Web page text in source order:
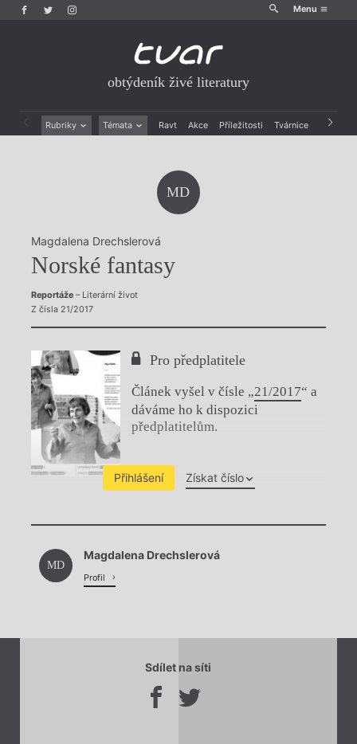
Menu
obtýdeník živé literatury
Rubriky Témata Ravt Akce Příležitosti Tvárnice Archiv
Výroční ceny
MD
Magdalena Drechslerová
Norské fantasy
Reportáže– Literární život
Z čísla 21/2017
Pro předplatitele
Článek vyšel v čísle „21/2017“ a
dáváme ho k dispozici
předplatitelům.
Přihlášení Získat číslo
Chviličku.
Načítá se.
MD
Magdalena Drechslerová
Profil
Sdílet na síti